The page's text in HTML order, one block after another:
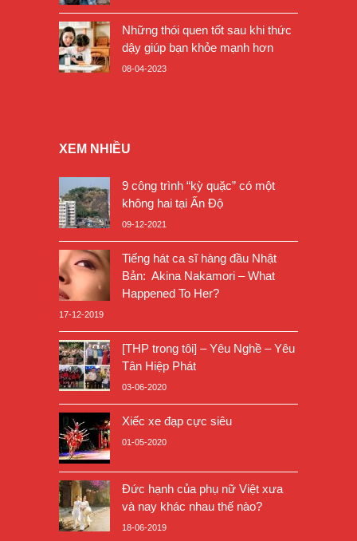
Những thói quen tốt sau khi thức
dậy giúp bạn khỏe mạnh hơn
08-04-2023
XEM NHIỀU
9 công trình “kỳ quặc” có một
không hai tại Ấn Độ
09-12-2021
Tiếng hát ca sĩ hàng đầu Nhật
Bản: Akina Nakamori – What
Happened To Her?
17-12-2019
[THP trong tôi] – Yêu Nghề – Yêu
Tân Hiệp Phát
03-06-2020
Xiếc xe đạp cực siêu
01-05-2020
Đức hạnh của phụ nữ Việt xưa
và nay khác nhau thế nào?
18-06-2019